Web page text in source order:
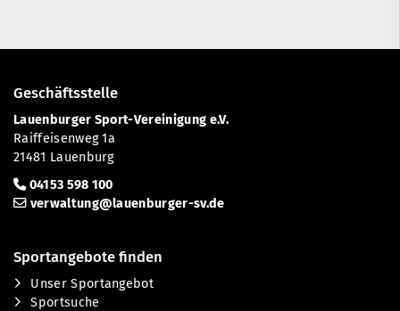
Geschäftsstelle
Lauenburger Sport-Vereinigung e.V.
Raiffeisenweg 1a
21481 Lauenburg
04153 598 100
verwaltung@lauenburger-sv.de
Sportangebote finden
Unser Sportangebot
Sportsuche